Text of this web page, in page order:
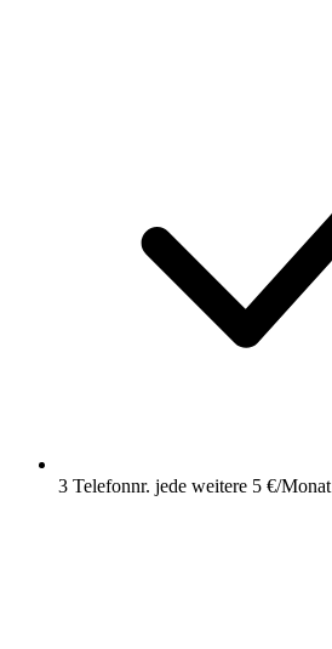
3 Telefonnr. jede weitere 5 €/Monat